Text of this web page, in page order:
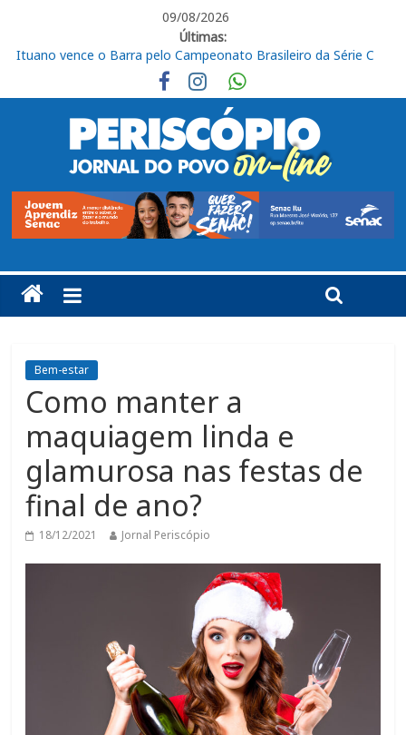
09/08/2026
Últimas:
José Renato Nalini: Teimosia mata
Obras de R$ 54 milhões avançam na Rodovia Vereador José de
Moraes, em Cabreúva
Em casa, Ituano Sub-20 perde para o Red Bull Bragantino
Ituano quer união para vencer o Barra neste sábado
Ituano vence o Barra pelo Campeonato Brasileiro da Série C
Bem-estar
Como manter a
maquiagem linda e
glamurosa nas festas de
final de ano?
18/12/2021 Jornal Periscópio